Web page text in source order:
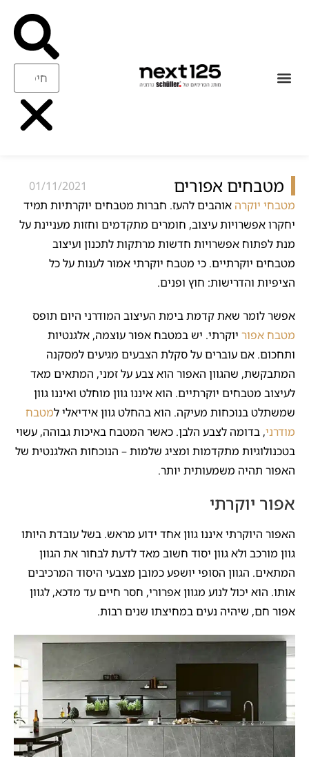
מטבחים אפורים
01/11/2021
מטבחי יוקרה אוהבים להעז. חברות מטבחים יוקרתיות תמיד
יחקרו אפשרויות עיצוב, חומרים מתקדמים וחזות מעניינת על
מנת לפתוח אפשרויות חדשות מרתקות לתכנון ועיצוב
מטבחים יוקרתיים. כי מטבח יוקרתי אמור לענות על כל
הציפיות והדרישות: חוץ ופנים.
אפשר לומר שאת קדמת בימת העיצוב המודרני היום תופס
מטבח אפור יוקרתי. יש במטבח אפור עוצמה, אלגנטיות
ותחכום. אם עוברים על סקלת הצבעים מגיעים למסקנה
המתבקשת, שהגוון האפור הוא צבע על זמני, המתאים מאד
לעיצוב מטבחים יוקרתיים. הוא איננו גוון מוחלט ואיננו גוון
שמשתלט בנוכחות מעיקה. הוא בהחלט גוון אידיאלי למטבח
מודרני, בדומה לצבע הלבן. כאשר המטבח באיכות גבוהה, עשוי
בטכנולוגיות מתקדמות ומציג שלמות – הנוכחות האלגנטית של
האפור תהיה משמעותית יותר.
אפור יוקרתי
האפור היוקרתי איננו גוון אחד ידוע מראש. בשל עובדת היותו
גוון מורכב ולא גוון יסוד חשוב מאד לדעת לבחור את הגוון
המתאים. הגוון הסופי יושפע כמובן מצבעי היסוד המרכיבים
אותו. הוא יכול לנוע מגוון אפרורי, חסר חיים עד מדכא, לגוון
אפור חם, שיהיה נעים במחיצתו שנים רבות.